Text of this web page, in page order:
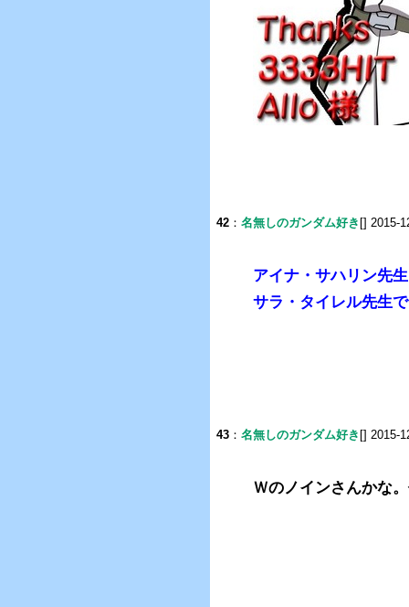
42 ： 名無しのガンダム好き [] 2015-
アイナ・サハリン先
サラ・タイレル先生
43 ： 名無しのガンダム好き [] 2015-
Ｗのノインさんかな